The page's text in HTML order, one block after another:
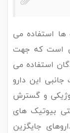
ها استفاده می
است که جهت
استفاده می
این دارو
و گسترش
بیوتیک های
جایگزین